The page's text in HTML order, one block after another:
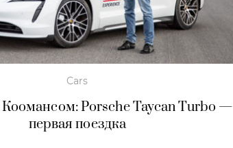
Cars
Porsche Taycan Turbo —
первая поездка